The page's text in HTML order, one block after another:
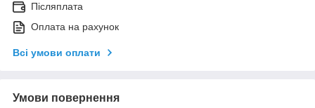
Післяплата
Оплата на рахунок
Всі умови оплати
Умови повернення